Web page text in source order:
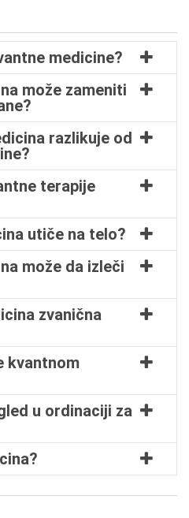
medicine?
može zameniti
razlikuje od
terapije
utiče na telo?
može da izleči
zvanična
kvantnom
u ordinaciji za